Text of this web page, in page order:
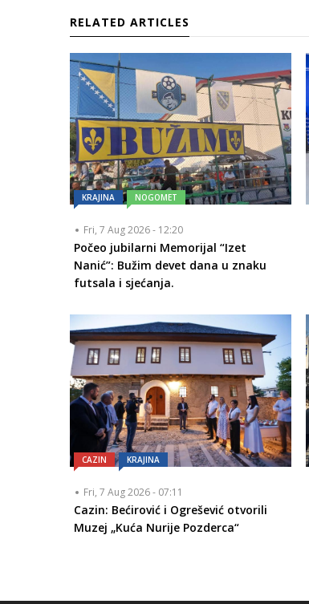
RELATED ARTICLES
KRAJINA NOGOMET
Fri, 7 Aug 2026 - 12:20
Počeo jubilarni Memorijal “Izet
Nanić”: Bužim devet dana u znaku
futsala i sjećanja.
CAZIN KRAJINA
Fri, 7 Aug 2026 - 07:11
Cazin: Bećirović i Ogrešević otvorili
Muzej „Kuća Nurije Pozderca“